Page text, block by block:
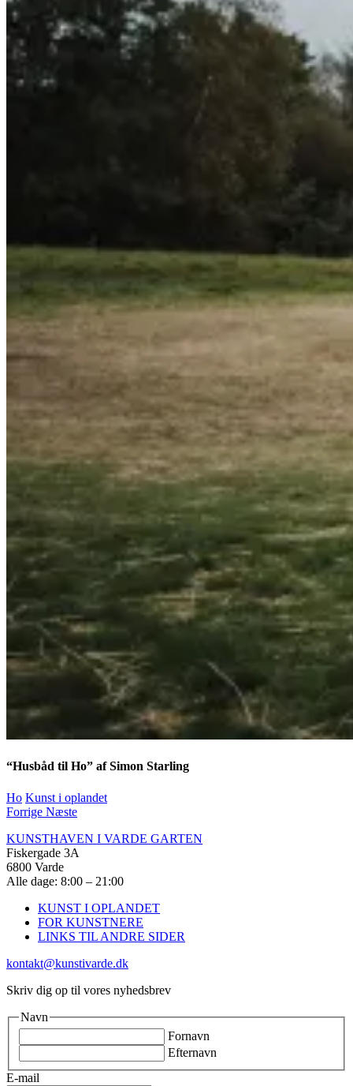
“Husbåd til Ho” af Simon Starling
Ho Kunst i oplandet
Forrige Næste
KUNSTHAVEN I VARDE GARTEN
Fiskergade 3A
6800 Varde
Alle dage: 8:00 – 21:00
KUNST I OPLANDET
FOR KUNSTNERE
LINKS TIL ANDRE SIDER
kontakt@kunstivarde.dk
Skriv dig op til vores nyhedsbrev
Navn
Fornavn
Efternavn
E-mail